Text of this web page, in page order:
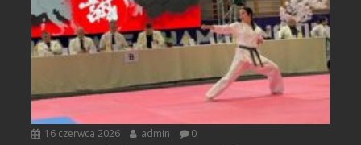
16 czerwca 2026 admin 0